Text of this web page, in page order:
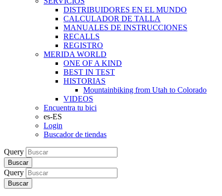
DISTRIBUIDORES EN EL MUNDO
CALCULADOR DE TALLA
MANUALES DE INSTRUCCIONES
RECALLS
REGISTRO
MERIDA WORLD
ONE OF A KIND
BEST IN TEST
HISTORIAS
Mountainbiking from Utah to Colorado
VIDEOS
Encuentra tu bici
es-ES
Login
Buscador de tiendas
Query
Buscar
Query
Buscar